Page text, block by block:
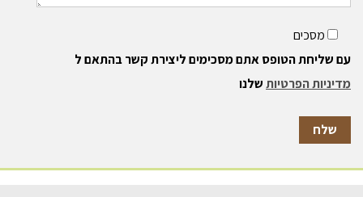
מסכים
עם שליחת הטופס אתם מסכימים ליצירת קשר בהתאם ל
מדיניות הפרטיותשלנו